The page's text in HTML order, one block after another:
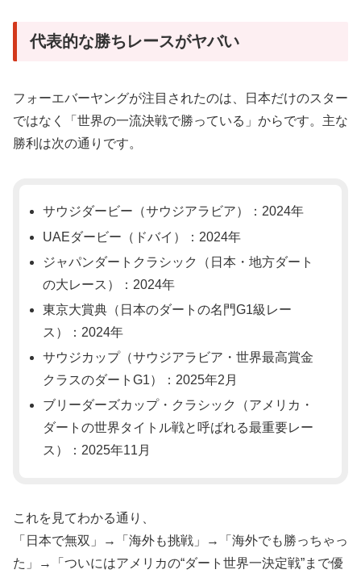
代表的な勝ちレースがヤバい
フォーエバーヤングが注目されたのは、日本だけのスター
ではなく「世界の一流決戦で勝っている」からです。主な
勝利は次の通りです。
サウジダービー（サウジアラビア）：2024年
UAEダービー（ドバイ）：2024年
ジャパンダートクラシック（日本・地方ダート
の大レース）：2024年
東京大賞典（日本のダートの名門G1級レー
ス）：2024年
サウジカップ（サウジアラビア・世界最高賞金
クラスのダートG1）：2025年2月
ブリーダーズカップ・クラシック（アメリカ・
ダートの世界タイトル戦と呼ばれる最重要レー
ス）：2025年11月
これを見てわかる通り、
「日本で無双」→「海外も挑戦」→「海外でも勝っちゃっ
た」→「ついにはアメリカの“ダート世界一決定戦”まで優